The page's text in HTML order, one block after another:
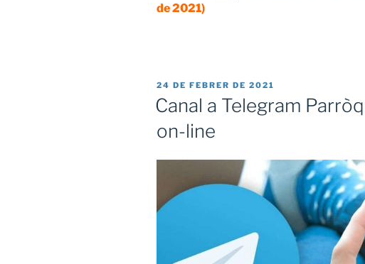
de 2021)
PUBLICAT
A
24 DE FEBRER DE 2021
Canal a Telegram
on-line